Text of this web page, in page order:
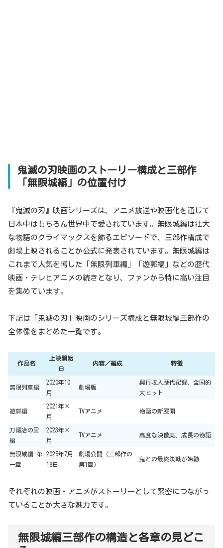
鬼滅の刃映画のストーリー構成と三部作
「無限城編」の位置付け
『鬼滅の刃』映画シリーズは、アニメ放送や映画化を通じて
日本中はもちろん世界中で愛されています。無限城編は壮大
な物語のクライマックスを飾るエピソードで、三部作構成で
劇場上映されることが公式に発表されています。無限城編は
これまで人気を博した「無限列車編」「遊郭編」などの歴代
映画・テレビアニメの続きとなり、ファンから特に高い注目
を集めています。
下記は「鬼滅の刃」映画のシリーズ構成と無限城編三部作の
全体像をまとめた一覧です。
作品名
上映開始
日
内容／編成 特徴
無限列車編
2020年10
月
劇場版
興行収入歴代記録、全国的
大ヒット
遊郭編
2021年×
月
TVアニメ 物語の新展開
刀鍛冶の里
編
2023年×
月
TVアニメ 高度な映像美、成長の物語
無限城編 第
一章
2025年7月
18日
劇場公開（三部作の
第1章）
鬼との最終決戦が始動
それぞれの映画・アニメがストーリーとして緊密につながっ
ていることが大きな魅力です。
無限城編三部作の構造と各章の見どこ